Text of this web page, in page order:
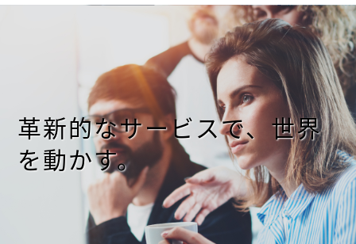
革新的なサービスで、世界
を動かす。